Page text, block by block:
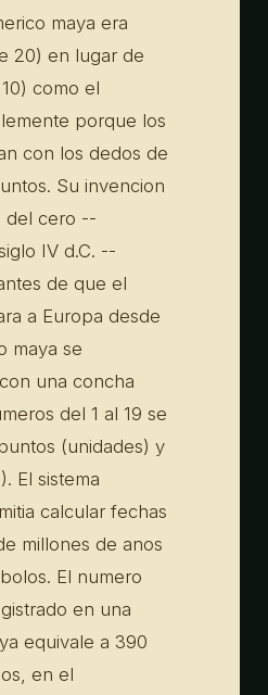
maya era
20) en lugar de
como el
porque los
con los dedos de
Su invencion
del cero --
IV d.C. --
de que el
a Europa desde
maya se
una concha
del 1 al 19 se
(unidades) y
El sistema
calcular fechas
millones de anos
El numero
en una
equivale a 390
en el